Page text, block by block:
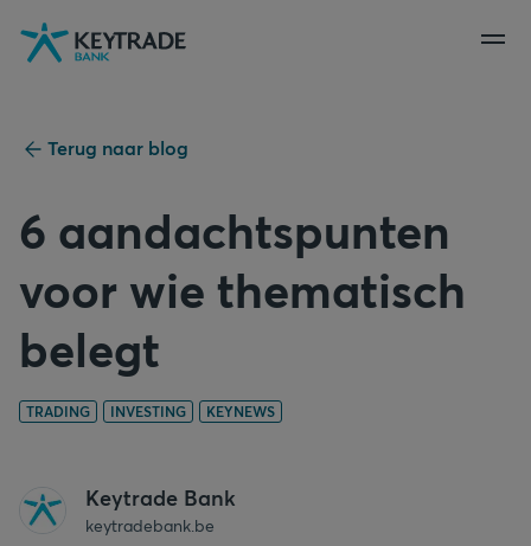
Naar
navigatie
Naar
aanmelden
Naar
inhoud
Terug naar blog
6 aandachtspunten
voor wie thematisch
belegt
TRADING INVESTING KEYNEWS
Keytrade Bank
keytradebank.be